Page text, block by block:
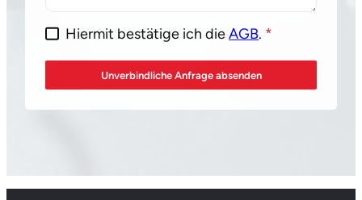
Hiermit bestätige ich dieAGB. *
Unverbindliche Anfrage absenden